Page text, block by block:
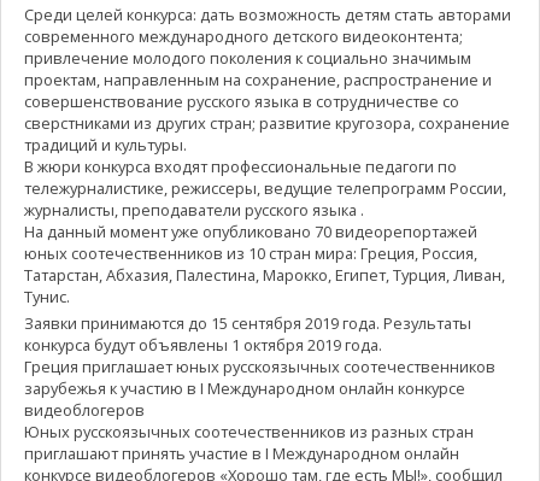
Среди целей конкурса: дать возможность детям стать авторами
современного международного детского видеоконтента;
привлечение молодого поколения к социально значимым
проектам, направленным на сохранение, распространение и
совершенствование русского языка в сотрудничестве со
сверстниками из других стран; развитие кругозора, сохранение
традиций и культуры.
В жюри конкурса входят профессиональные педагоги по
тележурналистике, режиссеры, ведущие телепрограмм России,
журналисты, преподаватели русского языка .
На данный момент уже опубликовано 70 видеорепортажей
юных соотечественников из 10 стран мира: Греция, Россия,
Татарстан, Абхазия, Палестина, Марокко, Египет, Турция, Ливан,
Тунис.
Заявки принимаются до 15 сентября 2019 года. Результаты
конкурса будут объявлены 1 октября 2019 года.
Греция приглашает юных русскоязычных соотечественников
зарубежья к участию в I Международном онлайн конкурсе
видеоблогеров
Юных русскоязычных соотечественников из разных стран
приглашают принять участие в I Международном онлайн
конкурсе видеоблогеров «Хорошо там, где есть МЫ!», сообщил